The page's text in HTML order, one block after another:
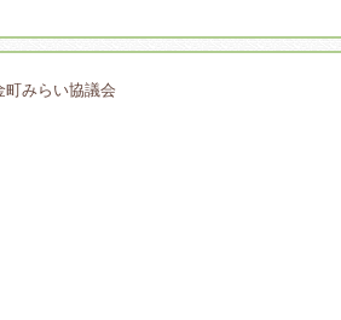
町みらい協議会